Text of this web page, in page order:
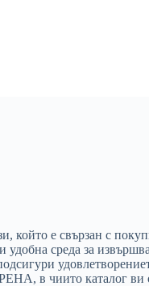
който е свързан с
среда за
в чиито каталог